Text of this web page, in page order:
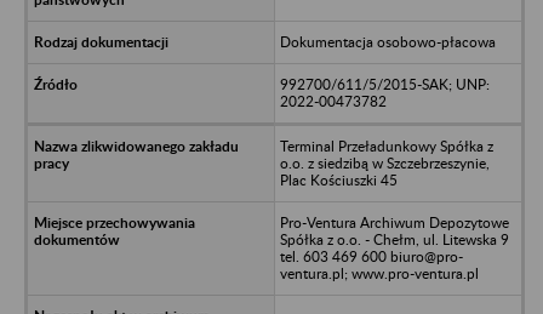
Dokumentacja osobowo-płacowa
992700/611/5/2015-SAK; UNP:
2022-00473782
Terminal Przeładunkowy Spółka z
o.o. z siedzibą w Szczebrzeszynie,
Plac Kościuszki 45
Pro-Ventura Archiwum Depozytowe
Spółka z o.o. - Chełm, ul. Litewska 9
tel. 603 469 600 biuro@pro-
ventura.pl; www.pro-ventura.pl